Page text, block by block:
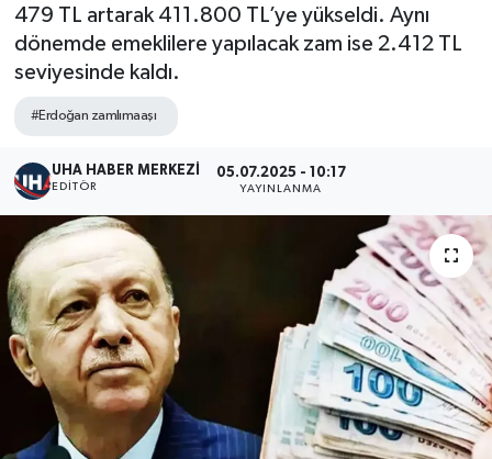
479 TL artarak 411.800 TL’ye yükseldi. Aynı
dönemde emeklilere yapılacak zam ise 2.412 TL
seviyesinde kaldı.
#Erdoğan zamlımaaşı
UHA HABER MERKEZİ
EDITÖR
05.07.2025 - 10:17
YAYINLANMA
Yaşam
Son Dakika Haberleri
Haber Arşivi